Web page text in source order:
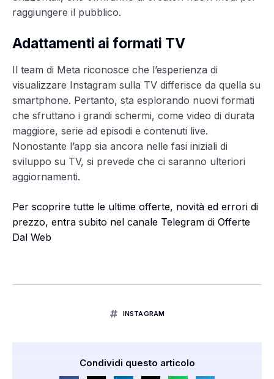
raggiungere il pubblico.
Adattamenti ai formati TV
Il team di Meta riconosce che l’esperienza di
visualizzare Instagram sulla TV differisce da quella su
smartphone. Pertanto, sta esplorando nuovi formati
che sfruttano i grandi schermi, come video di durata
maggiore, serie ad episodi e contenuti live.
Nonostante l’app sia ancora nelle fasi iniziali di
sviluppo su TV, si prevede che ci saranno ulteriori
aggiornamenti.
Per scoprire tutte le ultime offerte, novità ed errori di
prezzo, entra subito nel canale Telegram di Offerte
Dal Web
INSTAGRAM
Condividi questo articolo